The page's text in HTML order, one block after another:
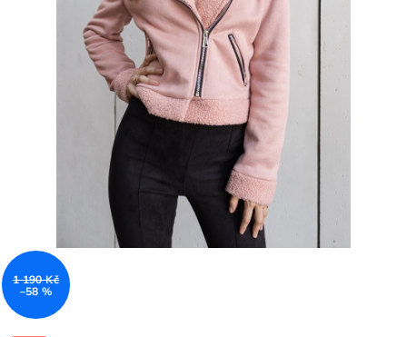
1 190 Kč
–58 %